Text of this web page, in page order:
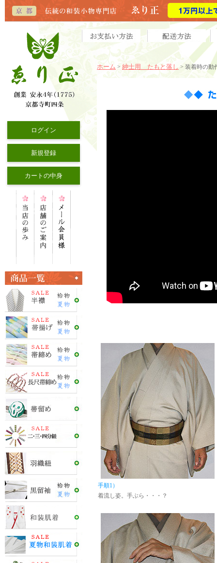
ログイン
新規登録
カートの中身
ホーム > 紳士用 たもと落し> 装着時の動
手順1）
着流し姿。手ぶら・・・？